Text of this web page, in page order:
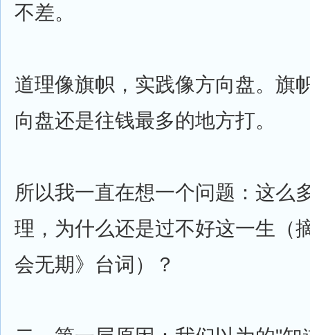
不差。
道理像旗帜，实践像方向盘。旗
向盘还是往钱最多的地方打。
所以我一直在想一个问题：这么
理，为什么还是过不好这一生（
会无期》台词）？